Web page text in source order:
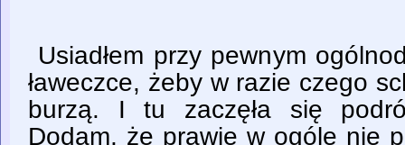
Usiadłem przy pewnym
ławeczce, żeby w razie czego
burzą. I tu zaczęła się
Dodam, że prawie w ogóle nie